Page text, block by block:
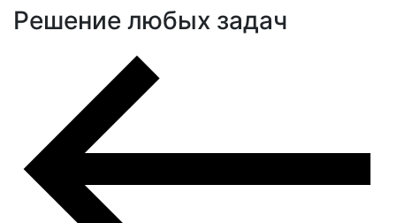
Решение любых задач